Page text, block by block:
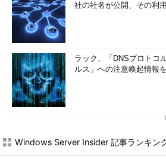
「Windows TIPS」
社の社名が公開、その利
ラック、「DNSプロトコ
ルス」への注意喚起情報
Windows Server Insider 記事ランキン